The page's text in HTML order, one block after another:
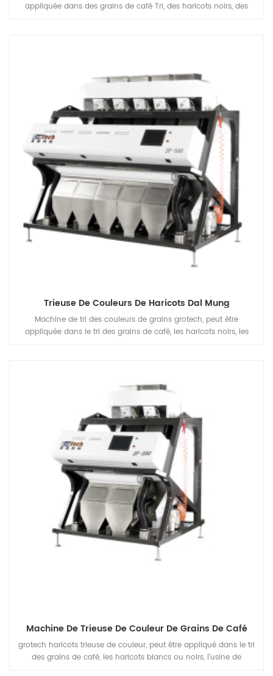
appliquée dans des grains de café Tri, des haricots noirs, des
Trieuse De Couleurs De Haricots Dal Mung
Machine de tri des couleurs de grains grotech, peut être
appliquée dans le tri des grains de café, les haricots noirs, les
Machine De Trieuse De Couleur De Grains De Café
grotech haricots trieuse de couleur, peut être appliqué dans le tri
des grains de café, les haricots blancs ou noirs, l'usine de